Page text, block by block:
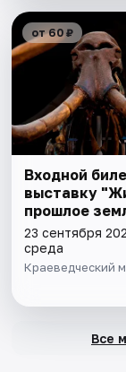
от 60 ₽
Входной
выставку
прошлое
23 сентября
среда
Краеведческий
Все